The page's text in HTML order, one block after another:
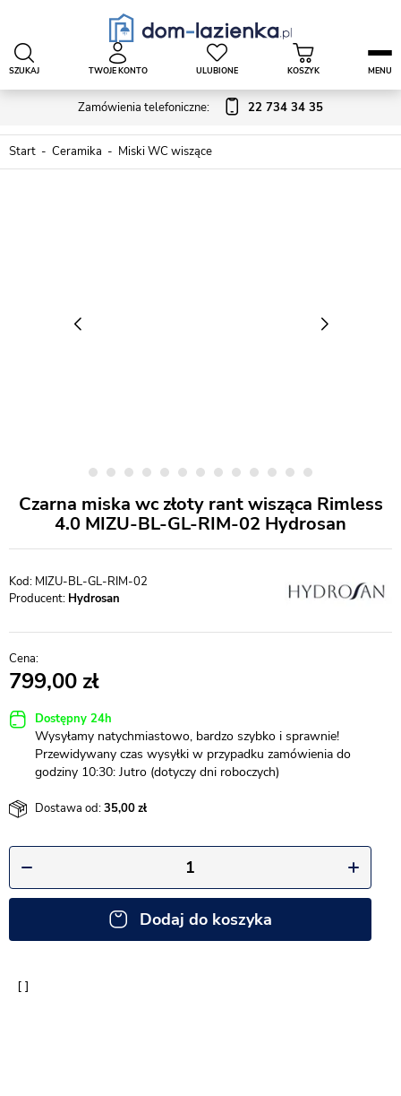
Zamówienia telefoniczne: 22 734 34 35
SZUKAJ TWOJE KONTO ULUBIONE KOSZYK MENU
Start Ceramika Miski WC wiszące
Czarna miska wc złoty rant wisząca Rimless
4.0 MIZU-BL-GL-RIM-02 Hydrosan
MIZU-BL-GL-RIM-02
Producent: Hydrosan
799,00
Dostępny 24h
Wysyłamy natychmiastowo, bardzo szybko i sprawnie!
Przewidywany czas wysyłki w przypadku zamówienia do
godziny 10:30: Jutro (dotyczy dni roboczych)
Dostawa od:35,00
Dodaj do koszyka